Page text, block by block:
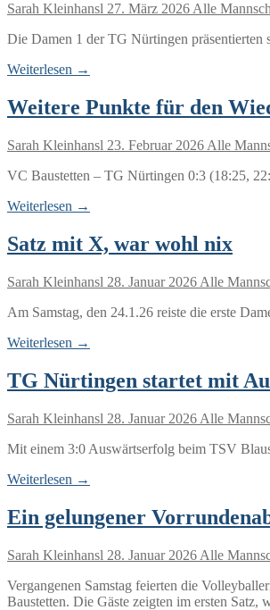
Sarah Kleinhansl 27. März 2026Alle
Die Damen 1 der TG Nürtingen präsentierten
Weiterlesen →
Weitere Punkte für den
Sarah Kleinhansl 23. Februar 2026 Alle
VC Baustetten – TG Nürtingen 0:3 (18:25,
Weiterlesen →
Satz mit X, war wohl nix
Sarah Kleinhansl 28. Januar 2026 Alle
Am Samstag, den 24.1.26 reiste die erste
Weiterlesen →
TG Nürtingen startet mit
Sarah Kleinhansl 28. Januar 2026 Alle
Mit einem 3:0 Auswärtserfolg beim TSV
Weiterlesen →
Ein gelungener
Sarah Kleinhansl 28. Januar 2026 Alle
Vergangenen Samstag feierten die
Baustetten. Die Gäste zeigten im ersten Satz,